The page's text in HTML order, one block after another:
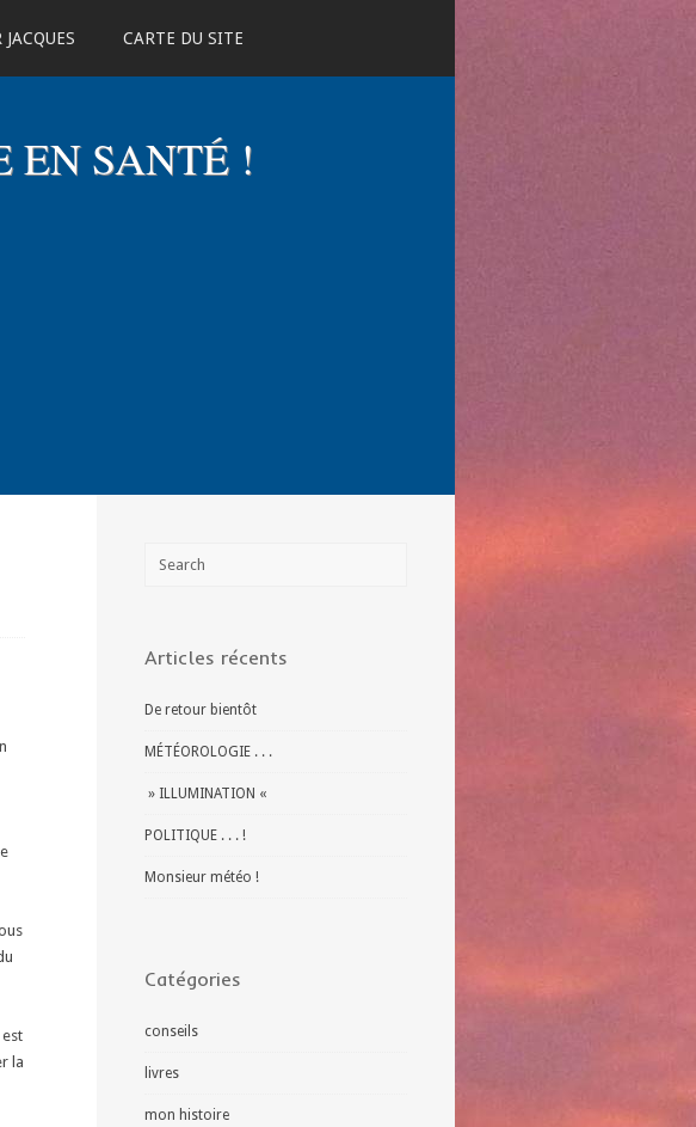
CARTE DU SITE
EN SANTÉ !
la
Articles récents
De retour bientôt
MÉTÉOROLOGIE . . .
» ILLUMINATION «
POLITIQUE . . . !
Monsieur météo !
Catégories
conseils
livres
mon histoire